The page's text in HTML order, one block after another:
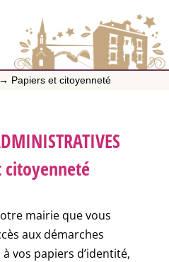
→ Papiers et citoyenneté
citoyenneté
mairie que vous
aux démarches
vos papiers d’identité,